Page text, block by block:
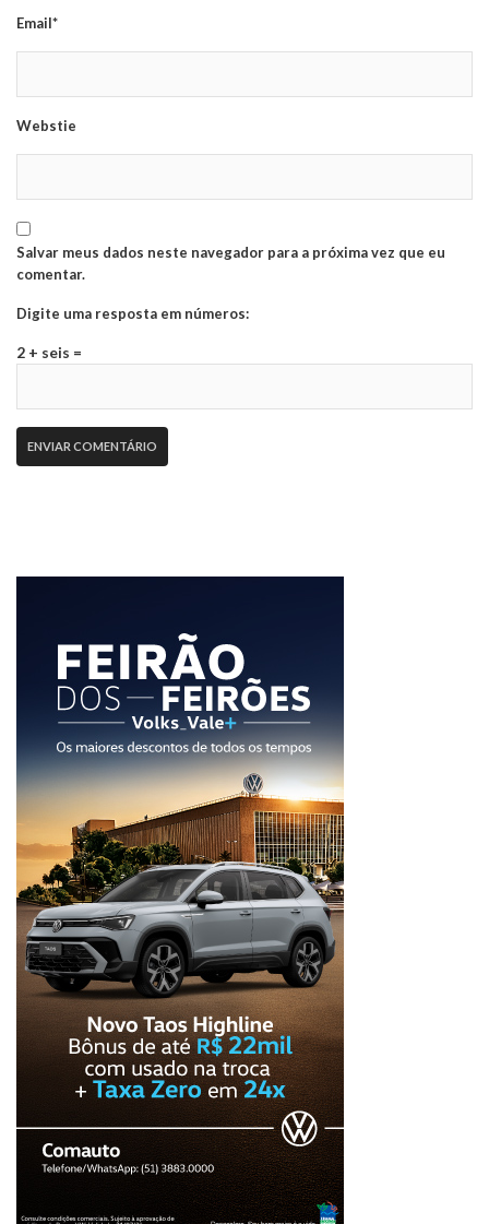
Email*
Webstie
Salvar meus dados neste navegador para a próxima vez que eu
comentar.
Digite uma resposta em números:
2 + seis =